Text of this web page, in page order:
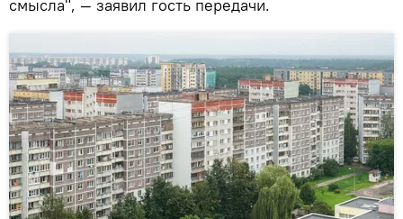
смысла", — заявил гость передачи.